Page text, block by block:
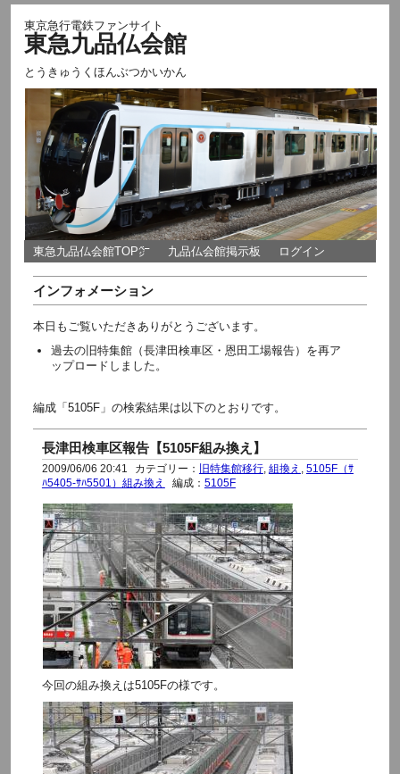
東京急行電鉄ファンサイト
東急九品仏会館
とうきゅうくほんぶつかいかん
東急九品仏会館TOP㌻ 九品仏会館掲示板 ログイン
インフォメーション
本日もご覧いただきありがとうございます。
過去の旧特集館（長津田検車区・恩田工場報告）を再ア
ップロードしました。
編成「5105F」の検索結果は以下のとおりです。
長津田検車区報告【5105F組み換え】
2009/06/06 20:41 カテゴリー： 旧特集館移行, 組換え
5105F（ｻ
ﾊ5405-ｻﾊ5501）組み換え
編成： 5105F
今回の組み換えは5105Fの様です。